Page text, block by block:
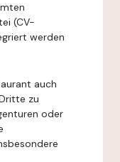
(CV-
werden
auch
zu
oder